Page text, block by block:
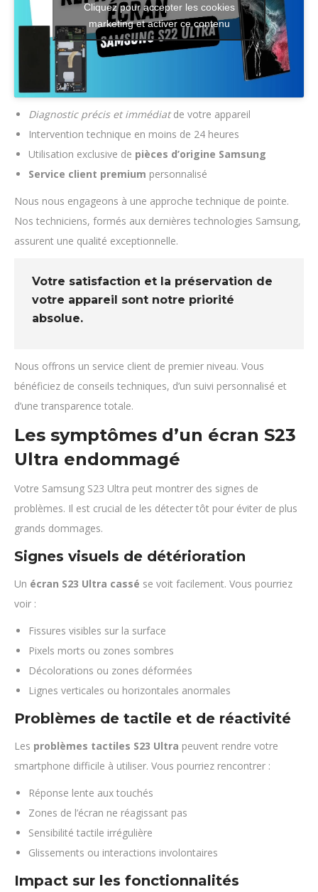
Cliquez pour accepter les cookies
marketing et activer ce contenu
Diagnostic précis et immédiatde votre appareil
Intervention technique en moins de 24 heures
Utilisation exclusive de pièces d’origine Samsung
Service client premium personnalisé
Nous nous engageons à une approche technique de pointe.
Nos techniciens, formés aux dernières technologies Samsung,
assurent une qualité exceptionnelle.
Votre satisfaction et la préservation de
votre appareil sont notre priorité
absolue.
Nous offrons un service client de premier niveau. Vous
bénéficiez de conseils techniques, d’un suivi personnalisé et
d’une transparence totale.
Les symptômes d’un écran S23
Ultra endommagé
Votre Samsung S23 Ultra peut montrer des signes de
problèmes. Il est crucial de les détecter tôt pour éviter de plus
grands dommages.
Signes visuels de détérioration
Un écran S23 Ultra cassé se voit facilement. Vous pourriez
voir :
Fissures visibles sur la surface
Pixels morts ou zones sombres
Décolorations ou zones déformées
Lignes verticales ou horizontales anormales
Problèmes de tactile et de réactivité
Les problèmes tactiles S23 Ultra peuvent rendre votre
smartphone difficile à utiliser. Vous pourriez rencontrer :
Réponse lente aux touchés
Zones de l’écran ne réagissant pas
Sensibilité tactile irrégulière
Glissements ou interactions involontaires
Impact sur les fonctionnalités